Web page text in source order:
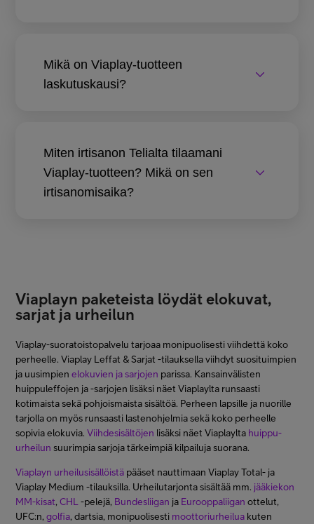
Mikä on Viaplay-tuotteen
laskutuskausi?
Miten irtisanon Telialta tilaamani
Viaplay-tuotteen? Mikä on sen
irtisanomisaika?
Viaplayn paketeista löydät elokuvat,
sarjat ja urheilun
Viaplay-suoratoistopalvelu tarjoaa monipuolisesti viihdettä koko
perheelle. Viaplay Leffat & Sarjat -tilauksella viihdyt suosituimpien
ja uusimpienelokuvien ja sarjojen parissa. Kansainvälisten
huippuleffojen ja -sarjojen lisäksi näet Viaplaylta runsaasti
kotimaista sekä pohjoismaista sisältöä. Perheen lapsille ja nuorille
tarjolla on myös runsaasti lastenohjelmia sekä koko perheelle
sopivia elokuvia.Viihdesisältöjen lisäksi näet Viaplaylta huippu-
urheilun suurimpia sarjoja tärkeimpiä kilpailuja suorana.
Viaplayn urheilusisällöistä pääset nauttimaan Viaplay Total- ja
Viaplay Medium -tilauksilla. Urheilutarjonta sisältää mm. jääkiekon
MM-kisat,CHL-pelejä, Bundesliigan ja Eurooppaliigan ottelut,
UFC:n,golfia, dartsia, monipuolisesti moottoriurheilua kuten